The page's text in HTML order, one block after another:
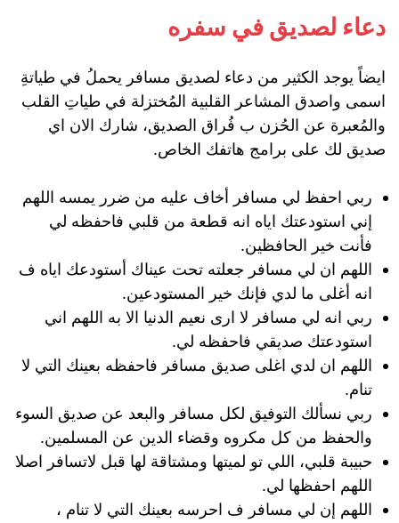
دعاء لصديق في سفره
ايضاً يوجد الكثير من دعاء لصديق مسافر يحملُ في طياتةِ
اسمى واصدق المشاعر القلبية المُختزلة في طياتِ القلب
والمُعبرة عن الحُزن ب فُراق الصديق، شارك الان اي
صديق لك على برامج هاتفك الخاص.
ربي احفظ لي مسافر أخاف عليه من ضرر يمسه اللهم
إني استودعتك اياه انه قطعة من قلبي فاحفظه لي
فأنت خير الحافظين.
اللهم ان لي مسافر جعلته تحت عيناك أستودعك اياه ف
انه أغلى ما لدي فإنك خير المستودعين.
ربي انه لي مسافر لا ارى نعيم الدنيا الا به اللهم اني
استودعتك صديقي فاحفظه لي.
اللهم ان لدي اغلى صديق مسافر فاحفظه بعينك التي لا
تنام.
ربي نسألك التوفيق لكل مسافر والبعد عن صديق السوء
والحفظ من كل مكروه وقضاء الدين عن المسلمين.
حبيبة قلبي، اللي تو لميتها ومشتاقة لها قبل لاتسافر اصلا
اللهم احفظها لي.
اللهم إن لي مسافر ف احرسه بعينك التي لا تنام ،